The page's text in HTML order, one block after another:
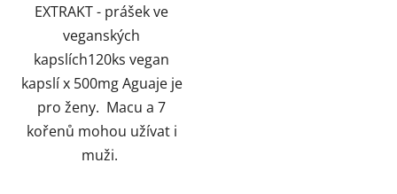
EXTRAKT - prášek ve
veganských
kapslích120ks vegan
kapslí x 500mg Aguaje je
pro ženy. Macu a 7
kořenů mohou užívat i
muži.